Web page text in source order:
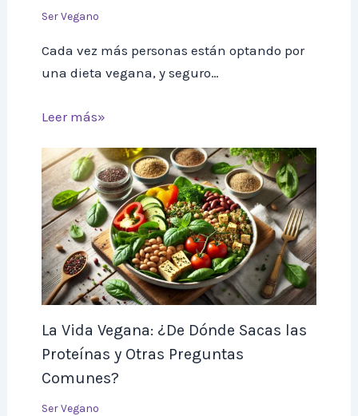
Ser Vegano
Cada vez más personas están optando por
una dieta vegana, y seguro…
Leer más»
La Vida Vegana: ¿De Dónde Sacas las
Proteínas y Otras Preguntas
Comunes?
Ser Vegano